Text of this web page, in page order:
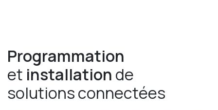
Programmation
et installation de
solutions connectées